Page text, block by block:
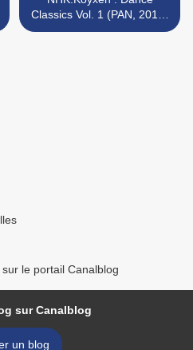
Classics Vol. 1 (PAN, 2012)
>
le portail Canalblog
sur Canalblog
un blog